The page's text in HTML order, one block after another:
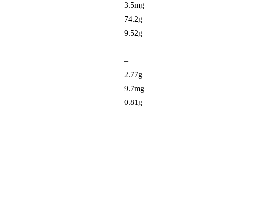
3.5mg
74.2g
9.52g
–
–
2.77g
9.7mg
0.81g